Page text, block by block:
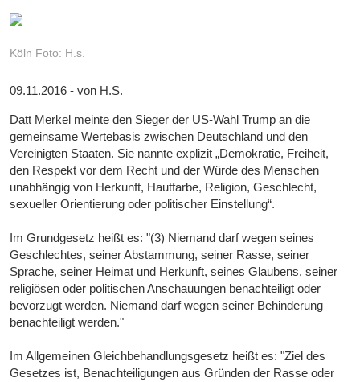
Köln Foto: H.s.
09.11.2016 - von H.S.
Datt Merkel meinte den Sieger der US-Wahl Trump an die
gemeinsame Wertebasis zwischen Deutschland und den
Vereinigten Staaten. Sie nannte explizit „Demokratie, Freiheit,
den Respekt vor dem Recht und der Würde des Menschen
unabhängig von Herkunft, Hautfarbe, Religion, Geschlecht,
sexueller Orientierung oder politischer Einstellung“.
Im Grundgesetz heißt es: "(3) Niemand darf wegen seines
Geschlechtes, seiner Abstammung, seiner Rasse, seiner
Sprache, seiner Heimat und Herkunft, seines Glaubens, seiner
religiösen oder politischen Anschauungen benachteiligt oder
bevorzugt werden. Niemand darf wegen seiner Behinderung
benachteiligt werden."
Im Allgemeinen Gleichbehandlungsgesetz heißt es: "Ziel des
Gesetzes ist, Benachteiligungen aus Gründen der Rasse oder